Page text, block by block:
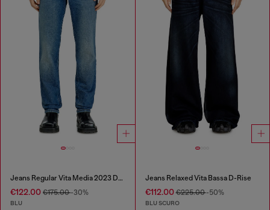
Jeans Regular Vita Media 2023 D-Finitive
€122.00 €175.00-30%
BLU
Jeans Relaxed Vita Bassa D-Rise
€112.00€225.00-50%
BLU SCURO